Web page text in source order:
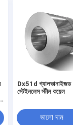
Dx51d গ্যালভানাইজড
স্টেইনলেস স্টীল কয়েল
ভালো দাম